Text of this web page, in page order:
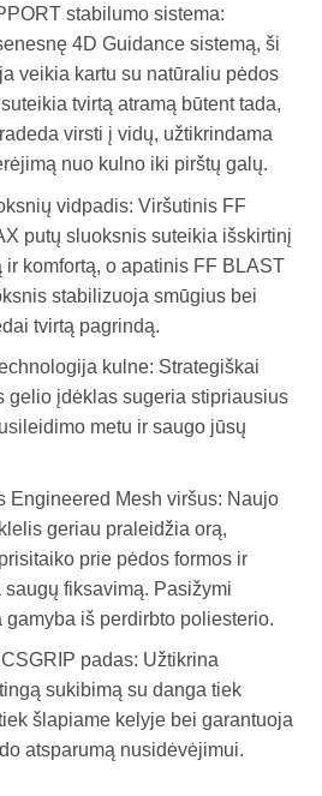
stabilumo sistema:
4D Guidance sistemą, ši
veikia kartu su natūraliu pėdos
tvirtą atramą būtent tada,
virsti į vidų, užtikrindama
nuo kulno iki pirštų galų.
vidpadis: Viršutinis FF
putų sluoksnis suteikia išskirtinį
ir komfortą, o apatinis FF BLAST
stabilizuoja smūgius bei
tvirtą pagrindą.
kulne: Strategiškai
gelio įdėklas sugeria stipriausius
metu ir saugo jūsų
Engineered Mesh viršus: Naujo
geriau praleidžia orą,
prie pėdos formos ir
saugų fiksavimą. Pasižymi
gamyba iš perdirbto poliesterio.
padas: Užtikrina
sukibimą su danga tiek
šlapiame kelyje bei garantuoja
atsparumą nusidėvėjimui.